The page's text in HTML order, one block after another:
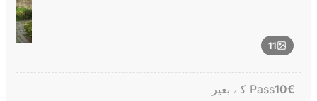
11
€
10Pass کے بغیر